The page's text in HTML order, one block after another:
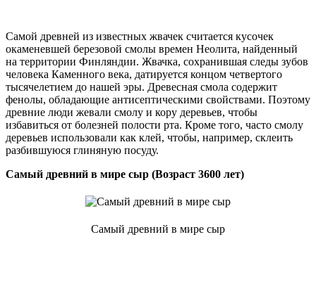
Самой древней из известных жвачек считается кусочек
окаменевшей березовой смолы времен Неолита, найденный
на территории Финляндии. Жвачка, сохранившая следы зубов
человека Каменного века, датируется концом четвертого
тысячелетием до нашей эры. Древесная смола содержит
фенолы, обладающие антисептическими свойствами. Поэтому
древние люди жевали смолу и кору деревьев, чтобы
избавиться от болезней полости рта. Кроме того, часто смолу
деревьев использовали как клей, чтобы, например, склеить
разбившуюся глиняную посуду.
Самый древний в мире сыр (Возраст 3600 лет)
Самый древний в мире сыр